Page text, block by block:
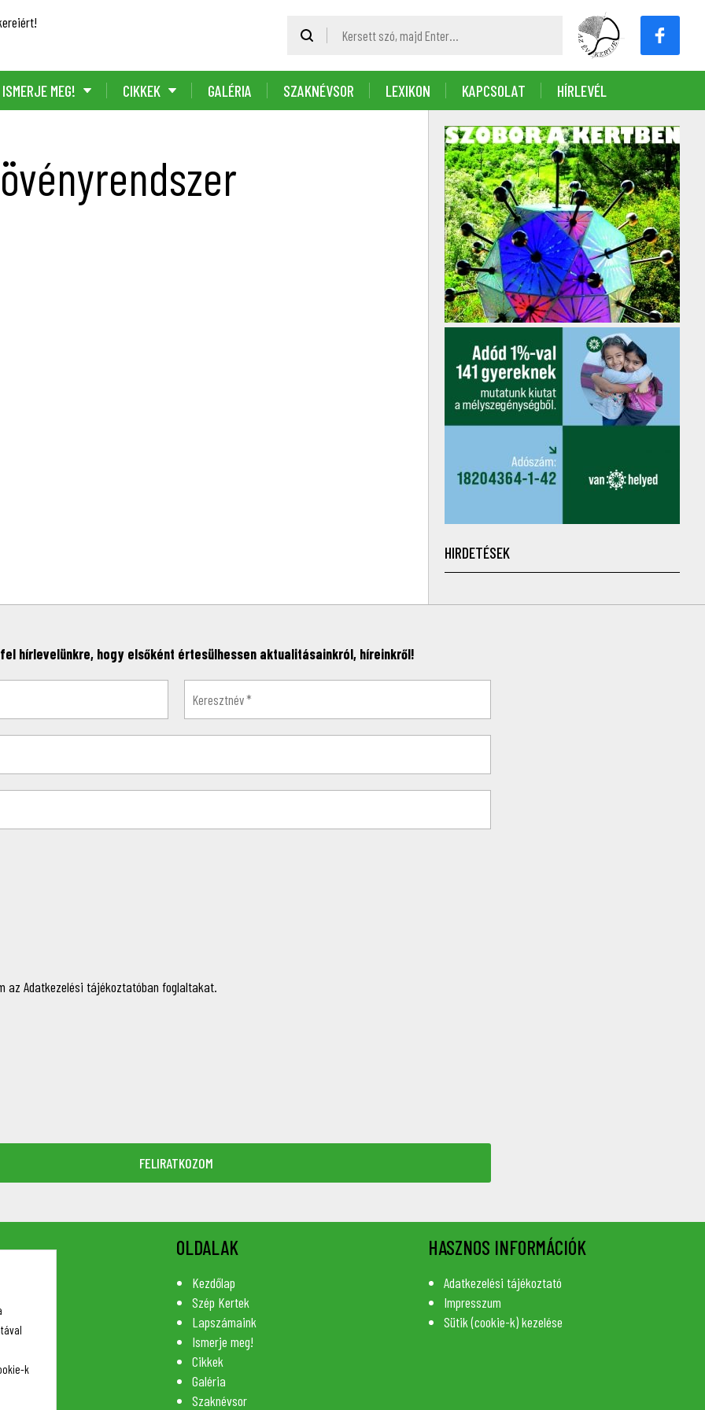
ISMERJE MEG! CIKKEK GALÉRIA SZAKNÉVSOR LEXIKON KAPCSOLAT HÍRLEVÉL
HIRDETÉSEK
hírlevelünkre, hogy elsőként értesülhessen aktualitásainkról, híreinkről!
az Adatkezelési tájékoztatóban foglaltakat.
OLDALAK
Kezdőlap
Szép Kertek
Lapszámaink
Ismerje meg!
Cikkek
Galéria
Szaknévsor
HASZNOS INFORMÁCIÓK
Adatkezelési tájékoztató
Impresszum
Sütik (cookie-k) kezelése
k